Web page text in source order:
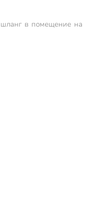
шланг в помещение на